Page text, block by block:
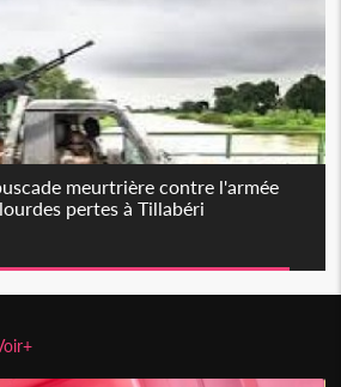
meurtrière contre l'armée
pertes à Tillabéri